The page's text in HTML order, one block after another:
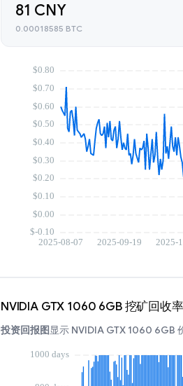
81 CNY
0.00018585 BTC
NVIDIA GTX 1060 6GB 挖矿回收率
投资回报图显示 NVIDIA GTX 1060 6GB